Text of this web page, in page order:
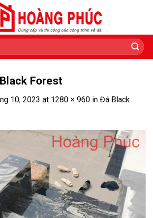
Forest
10, 2023 at 1280 × 960 in Đá Black